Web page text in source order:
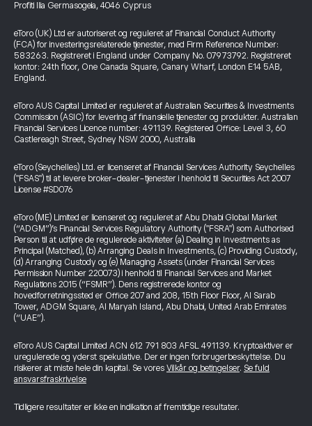
Profiti Ilia Germasogeia, 4046 Cyprus
eToro (UK) Ltd er autoriseret og reguleret af Financial Conduct Authority
(FCA) for investeringsrelaterede tjenester, med Firm Reference Number:
583263. Registreret i England under Company No. 07973792. Registreret
kontor: 24th floor, One Canada Square, Canary Wharf, London E14 5AB,
England.
eToro AUS Capital Limited er reguleret af Australian Securities & Investments
Commission (ASIC) for levering af finansielle tjenester og produkter. Australian
Financial Services Licence number: 491139. Registered Office: Level 3, 60
Castlereagh Street, Sydney NSW 2000, Australia
eToro (Seychelles) Ltd. er licenseret af Financial Services Authority Seychelles
("FSAS") til at levere broker-dealer-tjenester i henhold til Securities Act 2007
License #SD076
eToro (ME) Limited er licenseret og reguleret af Abu Dhabi Global Market
(“ADGM”)’s Financial Services Regulatory Authority ("FSRA") som Authorised
Person til at udføre de regulerede aktiviteter (a) Dealing in Investments as
Principal (Matched), (b) Arranging Deals in Investments, (c) Providing Custody,
(d) Arranging Custody og (e) Managing Assets (under Financial Services
Permission Number 220073) i henhold til Financial Services and Market
Regulations 2015 (“FSMR”). Dens registrerede kontor og
hovedforretningssted er Office 207 and 208, 15th Floor Floor, Al Sarab
Tower, ADGM Square, Al Maryah Island, Abu Dhabi, United Arab Emirates
(“UAE”).
eToro AUS Capital Limited ACN 612 791 803 AFSL 491139. Kryptoaktiver er
uregulerede og yderst spekulative. Der er ingen forbrugerbeskyttelse. Du
risikerer at miste hele din kapital. Se vores Vilkår og betingelser. Se fuld
ansvarsfraskrivelse
Tidligere resultater er ikke en indikation af fremtidige resultater.